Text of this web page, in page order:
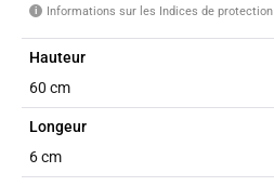
i Informations sur les Indices de protection
Hauteur
60 cm
Longeur
6 cm